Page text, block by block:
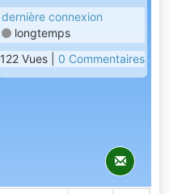
dernière connexion
longtemps
122 Vues | 0 Commentaires